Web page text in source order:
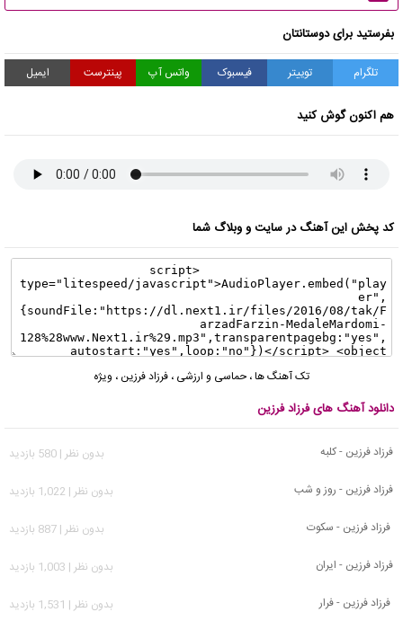
بفرستید برای دوستانتان
تلگرام توییتر فیسبوک واتس آپ پینترست ایمیل
هم اکنون گوش کنید
کد پخش این آهنگ در سایت و وبلاگ شما
تک آهنگ ها، حماسی و ارزشی ، فرزاد فرزین ، ویژه
دانلود آهنگ های فرزاد فرزین
فرزاد فرزین - کلبه
بدون نظر | 580 بازدید
فرزاد فرزین - روز و شب
بدون نظر | 1,022 بازدید
فرزاد فرزین - سکوت
بدون نظر | 887 بازدید
فرزاد فرزین - ایران
بدون نظر | 1,003 بازدید
فرزاد فرزین - فرار
بدون نظر | 1,531 بازدید